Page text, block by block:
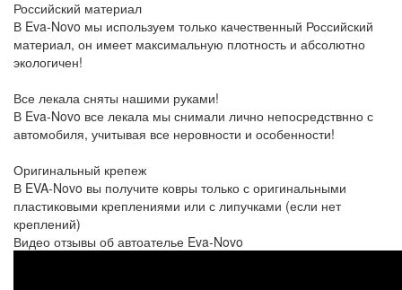
Российский материал
В Eva-Novo мы используем только качественный Российский
материал, он имеет максимальную плотность и абсолютно
экологичен!
Все лекала сняты нашими руками!
В Eva-Novo все лекала мы снимали лично непосредствнно с
автомобиля, учитывая все неровности и особенности!
Оригинальный крепеж
В EVA-Novo вы получите ковры только с оригинальными
пластиковыми креплениями или с липучками (если нет
креплений)
Видео отзывы об автоателье Eva-Novo